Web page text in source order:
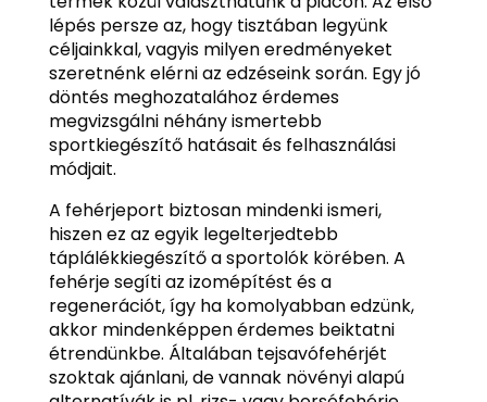
lépés persze az, hogy tisztában legyünk
céljainkkal, vagyis milyen eredményeket
szeretnénk elérni az edzéseink során. Egy jó
döntés meghozatalához érdemes
megvizsgálni néhány ismertebb
sportkiegészítő hatásait és felhasználási
módjait.
A fehérjeport biztosan mindenki ismeri,
hiszen ez az egyik legelterjedtebb
táplálékkiegészítő a sportolók körében. A
fehérje segíti az izomépítést és a
regenerációt, így ha komolyabban edzünk,
akkor mindenképpen érdemes beiktatni
étrendünkbe. Általában tejsavófehérjét
szoktak ajánlani, de vannak növényi alapú